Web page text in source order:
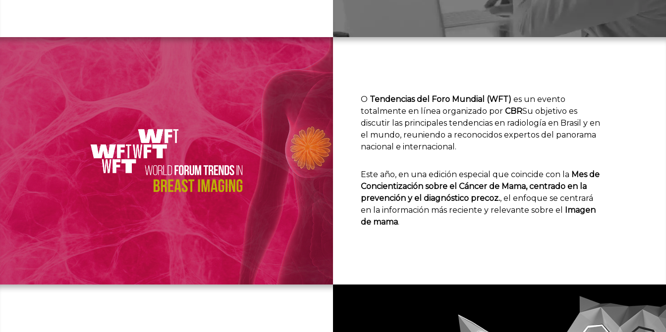
O Tendencias del Foro Mundial (WFT) es un evento
totalmente en línea organizado por CBRSu objetivo es
discutir las principales tendencias en radiología en Brasil y en
el mundo, reuniendo a reconocidos expertos del panorama
nacional e internacional.
Este año, en una edición especial que coincide con la Mes de
Concientización sobre el Cáncer de Mama, centrado en la
prevención y el diagnóstico precoz., el enfoque se centrará
en la información más reciente y relevante sobre el
Imagen
de mama.